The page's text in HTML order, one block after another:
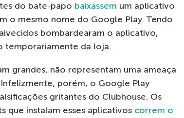
do bate-papo baixassem um aplicativo
o mesmo nome do Google Play. Tendo
bombardearam o aplicativo,
temporariamente da loja.
grandes, não representam uma ameaça
porém, o Google Play
gritantes do Clubhouse. Os
que instalam esses aplicativos correm o